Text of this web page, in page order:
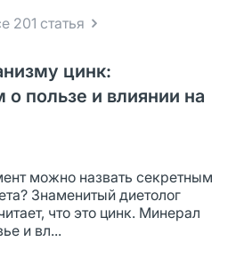
201 статья
цинк:
о пользе и влиянии на
можно назвать секретным
Знаменитый диетолог
что это цинк. Минерал
и вл...